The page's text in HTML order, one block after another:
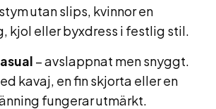
utan slips, kvinnor en
kjol eller byxdress i festlig stil.
– avslappnat men snyggt.
kavaj, en fin skjorta eller en
fungerar utmärkt.